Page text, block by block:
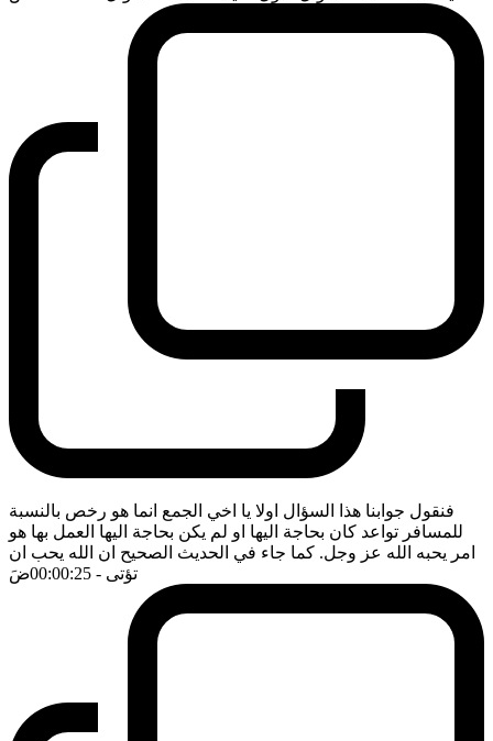
فنقول جوابنا هذا السؤال اولا يا اخي الجمع انما هو رخص بالنسبة
للمسافر تواعد كان بحاجة اليها او لم يكن بحاجة اليها العمل بها هو
امر يحبه الله عز وجل. كما جاء في الحديث الصحيح ان الله يحب ان
تؤتى - 00:00:25 ضَ